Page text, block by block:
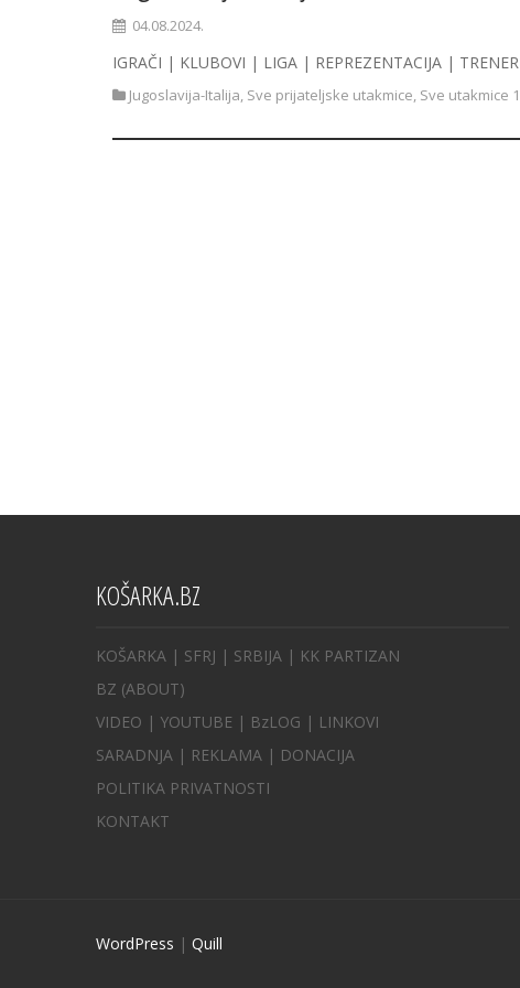
04.08.2024.
IGRAČI | KLUBOVI | LIGA | REPREZENTACIJA |
Jugoslavija-Italija, Sve prijateljske utakmice, Sve utakmice
KOŠARKA.BZ
KOŠARKA | SFRJ | SRBIJA | KK PARTIZAN
BZ (ABOUT)
VIDEO | YOUTUBE | BzLOG | LINKOVI
SARADNJA | REKLAMA | DONACIJA
POLITIKA PRIVATNOSTI
KONTAKT
WordPress | Quill